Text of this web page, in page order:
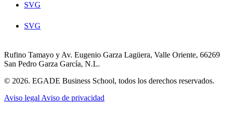
SVG
SVG
Rufino Tamayo y Av. Eugenio Garza Lagüera, Valle Oriente, 66269
San Pedro Garza García, N.L.
© 2026. EGADE Business School, todos los derechos reservados.
Aviso legal Aviso de privacidad